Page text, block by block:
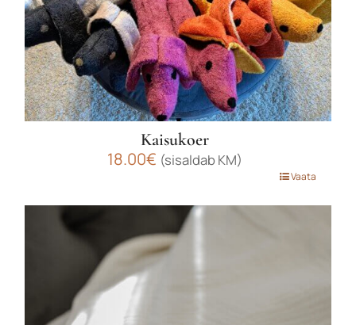
Kaisukoer
18.00€ (sisaldab KM)
teha
Vaata